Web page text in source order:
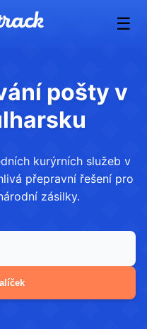
☰
pošty v
kurýrních služeb v
přepravní řešení pro
zásilky.